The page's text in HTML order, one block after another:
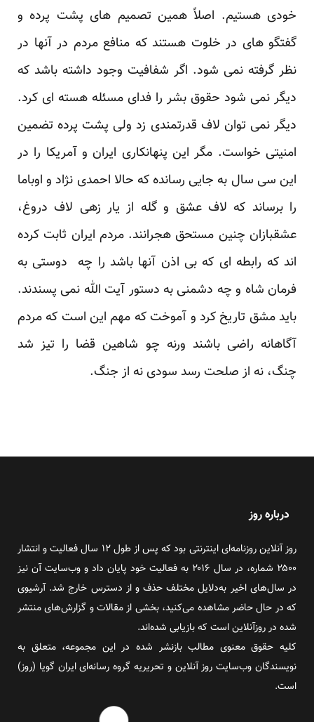
خودی هستیم. اصلاً همین تصمیم های پشت پرده و
گفتگو های در خلوت هستند که منافع مردم در آنها در
نظر گرفته نمی شود. اگر شفافیت وجود داشته باشد که
دیگر نمی شود حقوق بشر را فدای مسئله هسته ای کرد.
دیگر نمی توان لاف قدرتمندی زد ولی پشت پرده تضمین
امنیتی خواست. مگر این پنهانکاری ایران و آمریکا را در
این سی سال به جایی رسانده که حالا احمدی نژاد و اوباما
را برساند که لاف عشق و گله از یار زهی لاف دروغ،
عشقبازان چنین مستحق هجرانند. مردم ایران ثابت کرده
اند که رابطه ای که بی اذن آنها باشد را چه دوستی به
فرمان شاه و چه دشمنی به دستور آیت الله نمی پسندند.
باید مشق تاریخ کرد و آموخت که مهم این است که مردم
آگاهانه راضی باشند ورنه چو شاهین قضا را تیز شد
چنگ، نه از صلحت رسد سودی نه از جنگ.
درباره روز
روز آنلاین روزنامه‌ای اینترنتی بود که پس از طول ۱۲ سال فعالیت و انتشار
۲۵۰۰ شماره، در سال ۲۰۱۶ به فعالیت خود پایان داد و وب‌سایت آن نیز
در سال‌های اخیر به‌دلایل مختلف حذف و از دسترس خارج شد. آرشیوی
که در حال حاضر مشاهده می‌کنید، بخشی از مقالات و گزارش‌های منتشر
شده در روزآنلاین است که بازیابی شده‌اند.
کلیه حقوق معنوی مطالب بازنشر شده در این مجموعه، متعلق به
نویسندگان وب‌سایت روز آنلاین و تحریریه گروه رسانه‌ای ایران گویا (روز)
است.